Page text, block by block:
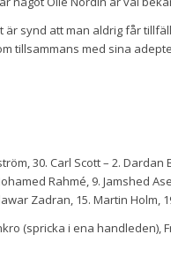
är synd att man aldrig får
tillsammans med sina
30. Carl Scott – 2.
Rahmé, 9. Jamshed
Zadran, 15. Martin Holm,
(spricka i ena handleden),